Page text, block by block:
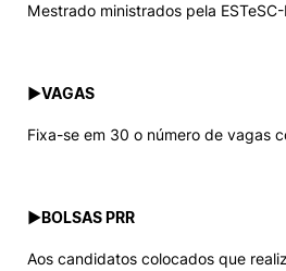
Mestrado ministrados pela ESTeSC-
►VAGAS
Fixa-se em 30 o número de vagas
►BOLSAS PRR
Aos candidatos colocados que